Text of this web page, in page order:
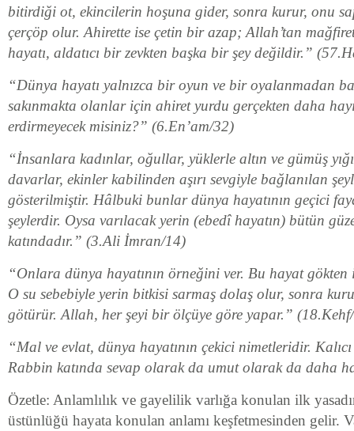
bitirdiği ot, ekincilerin hoşuna gider, sonra kurur, onu
çerçöp olur. Ahirette ise çetin bir azap; Allah’tan
hayatı, aldatıcı bir zevkten başka bir şey değildir.”
“Dünya hayatı yalnızca bir oyun ve bir oyalanmadan
sakınmakta olanlar için ahiret yurdu gerçekten daha
erdirmeyecek misiniz?” (6.En’am/32)
“İnsanlara kadınlar, oğullar, yüklerle altın ve gümüş
davarlar, ekinler kabilinden aşırı sevgiyle bağlanılan
gösterilmiştir. Hâlbuki bunlar dünya hayatının geçici
şeylerdir. Oysa varılacak yerin (ebedî hayatın) bütün
katındadır.” (3.Ali İmran/14)
“Onlara dünya hayatının örneğini ver. Bu hayat
O su sebebiyle yerin bitkisi sarmaş dolaş olur, sonra
götürür. Allah, her şeyi bir ölçüye göre yapar.”
“Mal ve evlat, dünya hayatının çekici nimetleridir.
Rabbin katında sevap olarak da umut olarak da daha
Özetle: Anlamlılık ve gayelilik varlığa konulan ilk
üstünlüğü hayata konulan anlamı keşfetmesinden gelir.